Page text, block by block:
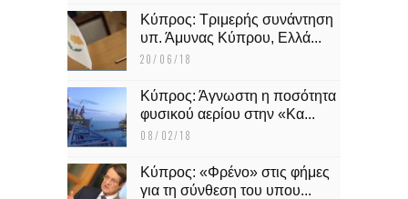
Κύπρος: Τριμερής συνάντηση
υπ. Άμυνας Κύπρου, Ελλά...
20/06/18
Κύπρος: Άγνωστη η ποσότητα
φυσικού αερίου στην «Κα...
08/02/18
Κύπρος: «Φρένο» στις φήμες
για τη σύνθεση του υπου...